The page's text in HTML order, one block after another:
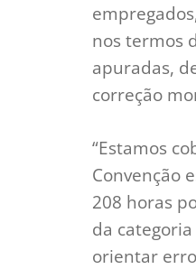
nos termos
apuradas,
correção
“Estamos
Convenção
208 horas
da
orientar